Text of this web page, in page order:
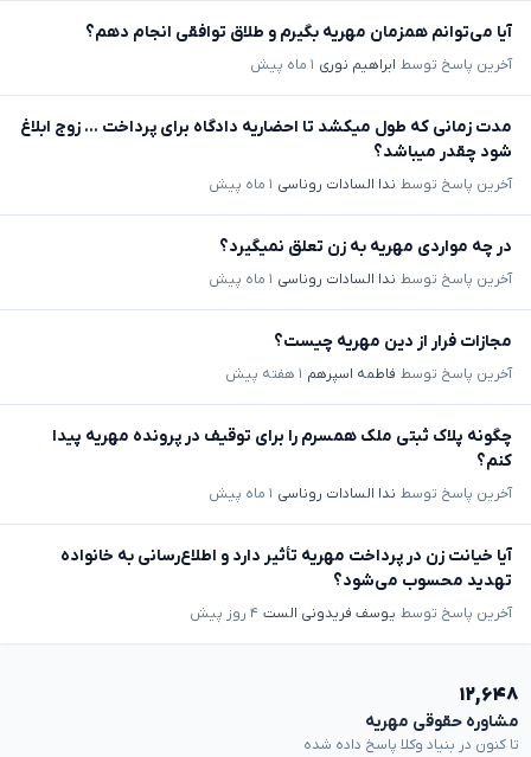
آیا می‌توانم همزمان مهریه بگیرم و طلاق توافقی انجام دهم؟
آخرین پاسخ توسط ابراهیم نوری ۱ ماه پیش
مدت زمانی که طول میکشد تا احضاریه دادگاه برای پرداخت ... زوج ابلاغ
شود چقدر میباشد؟
آخرین پاسخ توسط ندا السادات روناسی ۱ ماه پیش
در چه مواردی مهریه به زن تعلق نمیگیرد؟
آخرین پاسخ توسط ندا السادات روناسی ۱ ماه پیش
مجازات فرار از دین مهریه چیست؟
آخرین پاسخ توسط فاطمه اسپرهم ۱ هفته پیش
چگونه پلاک ثبتی ملک همسرم را برای توقیف در پرونده مهریه پیدا
کنم؟
آخرین پاسخ توسط ندا السادات روناسی ۱ ماه پیش
آیا خیانت زن در پرداخت مهریه تأثیر دارد و اطلاع‌رسانی به خانواده
تهدید محسوب می‌شود؟
آخرین پاسخ توسط یوسف فریدونی الست ۴ روز پیش
۱۲,۶۴۸
مشاوره حقوقی مهریه
تا کنون در بنیاد وکلا پاسخ داده شده